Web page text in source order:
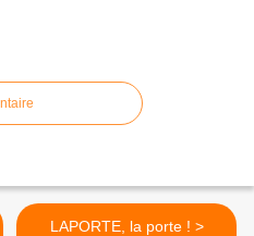
LAPORTE, la porte ! >